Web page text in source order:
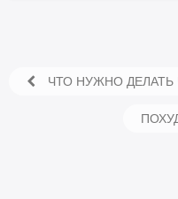
ЧТО НУЖНО ДЕЛАТЬ